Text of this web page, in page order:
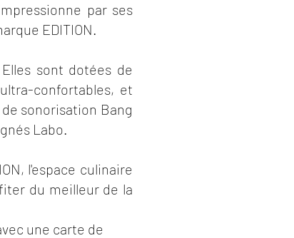
par ses
EDITION.
sont dotées de
confortables, et
sonorisation Bang
Labo.
l'espace culinaire
du meilleur de la
une carte de